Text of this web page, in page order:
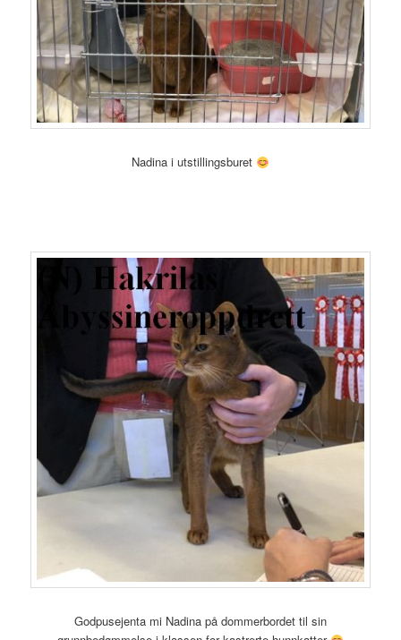
Nadina i utstillingsburet
Godpusejenta mi Nadina på dommerbordet til sin